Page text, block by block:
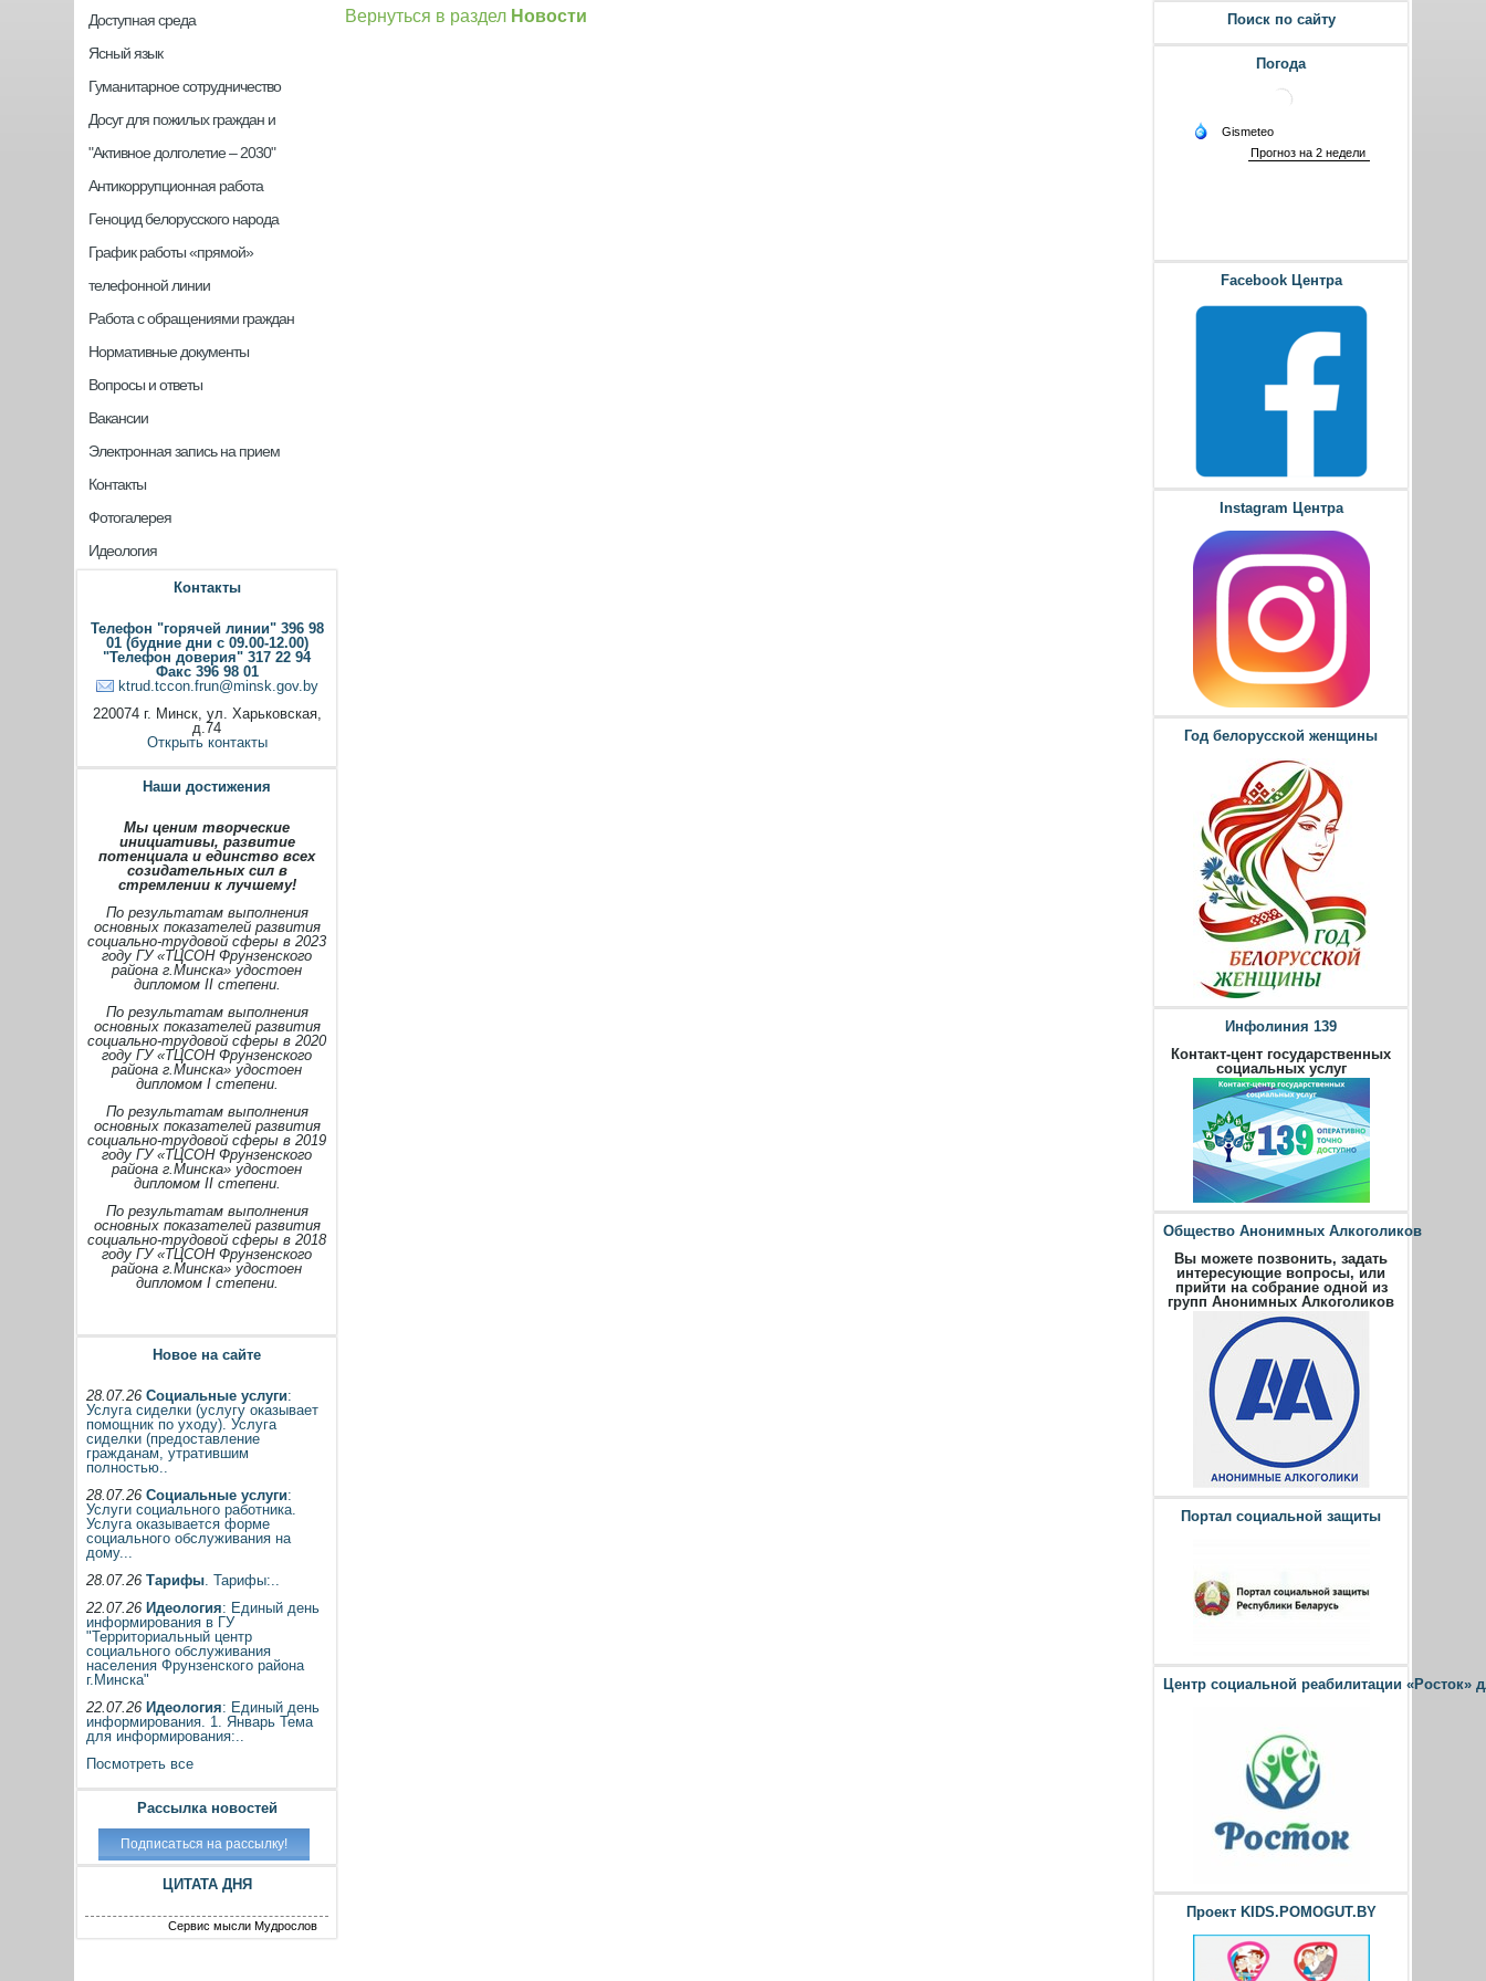
Доступная среда
Ясный язык
Гуманитарное сотрудничество
Досуг для пожилых граждан и
"Активное долголетие – 2030"
Антикоррупционная работа
Геноцид белорусского народа
График работы «прямой»
телефонной линии
Работа с обращениями граждан
Нормативные документы
Вопросы и ответы
Вакансии
Электронная запись на прием
Контакты
Фотогалерея
Идеология
Контакты
Телефон "горячей линии" 396 98
01 (будние дни с 09.00-12.00)
"Телефон доверия" 317 22 94
Факс 396 98 01
ktrud.tccon.frun@minsk.gov.by
220074 г. Минск, ул. Харьковская,
д.74
Открыть контакты
Наши достижения
Мы ценим творческие
инициативы, развитие
потенциала и единство всех
созидательных сил в
стремлении к лучшему!
По результатам выполнения
основных показателей развития
социально-трудовой сферы в 2023
году ГУ «ТЦСОН Фрунзенского
района г.Минска» удостоен
дипломом II степени.
По результатам выполнения
основных показателей развития
социально-трудовой сферы в 2020
году ГУ «ТЦСОН Фрунзенского
района г.Минска» удостоен
дипломом I степени.
По результатам выполнения
основных показателей развития
социально-трудовой сферы в 2019
году ГУ «ТЦСОН Фрунзенского
района г.Минска» удостоен
дипломом II степени.
По результатам выполнения
основных показателей развития
социально-трудовой сферы в 2018
году ГУ «ТЦСОН Фрунзенского
района г.Минска» удостоен
дипломом I степени.
Новое на сайте
28.07.26 Социальные услуги:
Услуга сиделки (услугу оказывает
помощник по уходу). Услуга
сиделки (предоставление
гражданам, утратившим
полностью..
28.07.26 Социальные услуги:
Услуги социального работника.
Услуга оказывается форме
социального обслуживания на
дому...
28.07.26 Тарифы. Тарифы:..
22.07.26 Идеология: Единый день
информирования в ГУ
"Территориальный центр
социального обслуживания
населения Фрунзенского района
г.Минска"
22.07.26 Идеология: Единый день
информирования. 1. Январь Тема
для информирования:..
Посмотреть все
Рассылка новостей
ЦИТАТА ДНЯ
Сервис мысли Мудрослов
Вернуться в раздел Новости Поиск по сайту
Погода
Facebook Центра
Instagram Центра
Год белорусской женщины
Инфолиния 139
Контакт-цент государственных
социальных услуг
Общество Анонимных Алкоголиков
Вы можете позвонить, задать
интересующие вопросы, или
прийти на собрание одной из
групп Анонимных Алкоголиков
Портал социальной защиты
Центр социальной реабилитации
Проект KIDS.POMOGUT.BY